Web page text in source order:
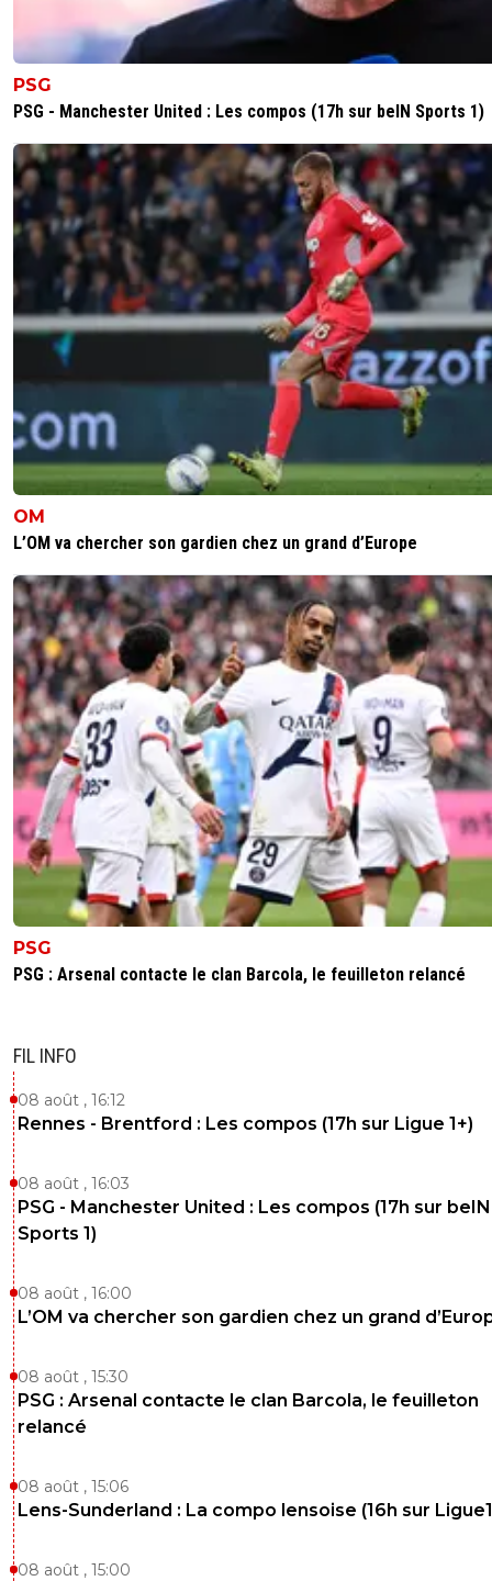
PSG
PSG - Manchester United : Les compos (17h sur beIN Sports 1)
OM
L’OM va chercher son gardien chez un grand d’Europe
PSG
PSG : Arsenal contacte le clan Barcola, le feuilleton relancé
FIL INFO
08 août , 16:12
Rennes - Brentford : Les compos (17h sur Ligue 1+)
08 août , 16:03
PSG - Manchester United : Les compos (17h sur beIN
Sports 1)
08 août , 16:00
L’OM va chercher son gardien chez un grand
08 août , 15:30
PSG : Arsenal contacte le clan Barcola, le feuilleton
relancé
08 août , 15:06
Lens-Sunderland : La compo lensoise (16h sur
08 août , 15:00